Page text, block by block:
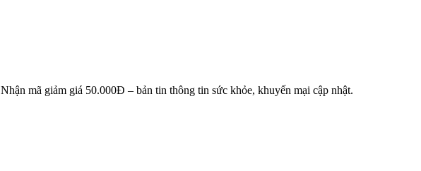
Nhận mã giảm giá 50.000Đ – bản tin thông tin sức khỏe, khuyến mại cập nhật.